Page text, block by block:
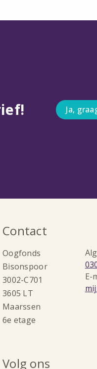
Ja,
Contact
Oogfonds
Bisonspoor
3002-C701
3605 LT
Maarssen
6e etage
E-
Volg ons